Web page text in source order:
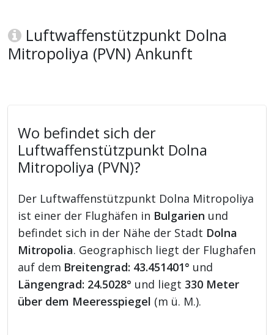
Luftwaffenstützpunkt Dolna
Mitropoliya (PVN) Ankunft
Wo befindet sich der
Luftwaffenstützpunkt Dolna
Mitropoliya (PVN)?
Der Luftwaffenstützpunkt Dolna Mitropoliya
ist einer der Flughäfen in Bulgarien und
befindet sich in der Nähe der Stadt Dolna
Mitropolia. Geographisch liegt der Flughafen
auf dem Breitengrad: 43.451401° und
Längengrad: 24.5028° und liegt 330 Meter
über dem Meeresspiegel (m ü. M.).